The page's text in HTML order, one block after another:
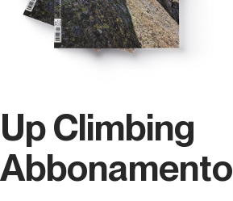
Up Climbing
Abbonamento